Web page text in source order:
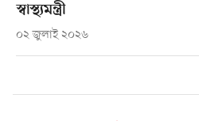
স্বাস্থ্যমন্ত্রী
০২ জুলাই ২০২৬